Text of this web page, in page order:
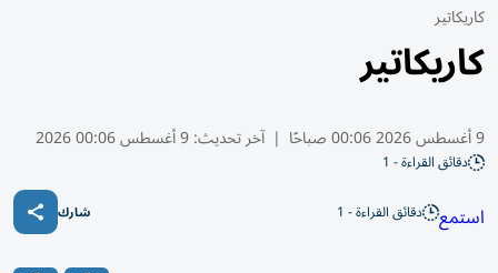
كاريكاتير
كاريكاتير
9 أغسطس 2026 00:06 صباحًا | آخر تحديث:9 أغسطس 00:06 2026
دقائق القراءة - 1
استمع دقائق القراءة - 1 شارك